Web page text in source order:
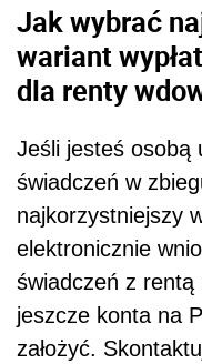
Jak wybrać
wariant
dla renty
Jeśli jesteś osobą
świadczeń w
najkorzystniejszy
elektronicznie
świadczeń z
jeszcze konta na
założyć.